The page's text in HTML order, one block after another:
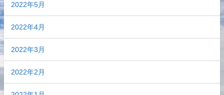
2022年5月
2022年4月
2022年3月
2022年2月